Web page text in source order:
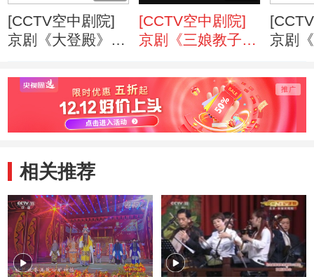
[CCTV空中剧院]
京剧《大登殿》选
[CCTV空中剧院]
京剧《三娘教子》
京剧
相关推荐